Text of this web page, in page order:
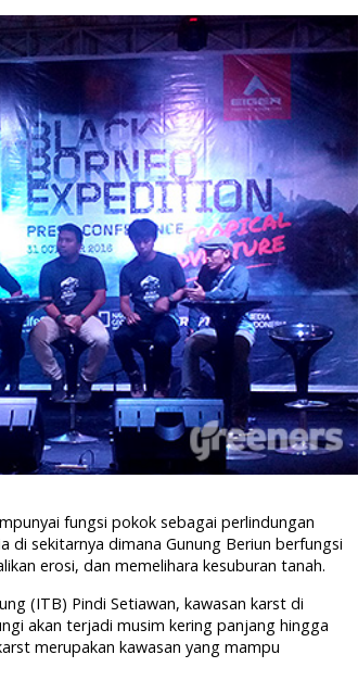
fungsi pokok sebagai perlindungan
di sekitarnya dimana Gunung Beriun berfungsi
erosi, dan memelihara kesuburan tanah.
(ITB) Pindi Setiawan, kawasan karst di
akan terjadi musim kering panjang hingga
merupakan kawasan yang mampu